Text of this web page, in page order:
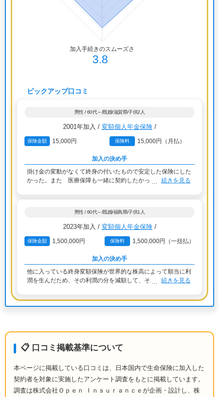
ピックアップ口コミ
男性 / 60代～/既婚/滋賀県/子供2人
2001年加入 / 変額個人年金保険/
保険金額 15,000円 保険料 15,000円（月払）
加入の決め手
掛け金の変動がなくて終身の付いたもので安定した保険にした
かった。また 医療保障も一緒に契約したかった
続きを見る
男性 / 60代～/既婚/福島県/子供1人
2023年加入 / 変額個人年金保険/
保険金額 1,500,000円 保険料 1,500,000円（一括払）
加入の決め手
他に入っている終身変額保険が世界的な株高によって順当に利
潤を生んだため、その利潤の分を減額して、それ
続きを見る
📋 口コミ掲載基準について
本ページに掲載している口コミは、日本国内で生命保険に加入した
契約者を対象に実施したアンケート調査をもとに掲載しています。
調査は株式会社Ｏｐｅｎ Ｉｎｓｕｒａｎｃｅが企画・設計し、株